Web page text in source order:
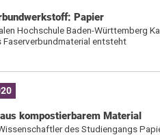
Papier
Hochschule Baden-Württemberg
Faserverbundmaterial entsteht
kompostierbarem Material
des Studiengangs